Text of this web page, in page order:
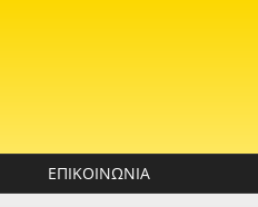
ΕΠΙΚΟΙΝΩΝΙΑ